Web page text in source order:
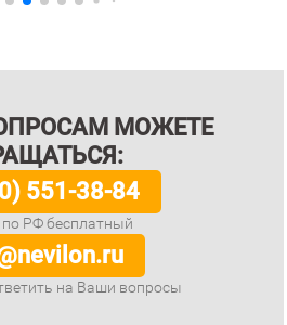
МОЖЕТЕ
551-38-84
по РФ бесплатный
на Ваши вопросы